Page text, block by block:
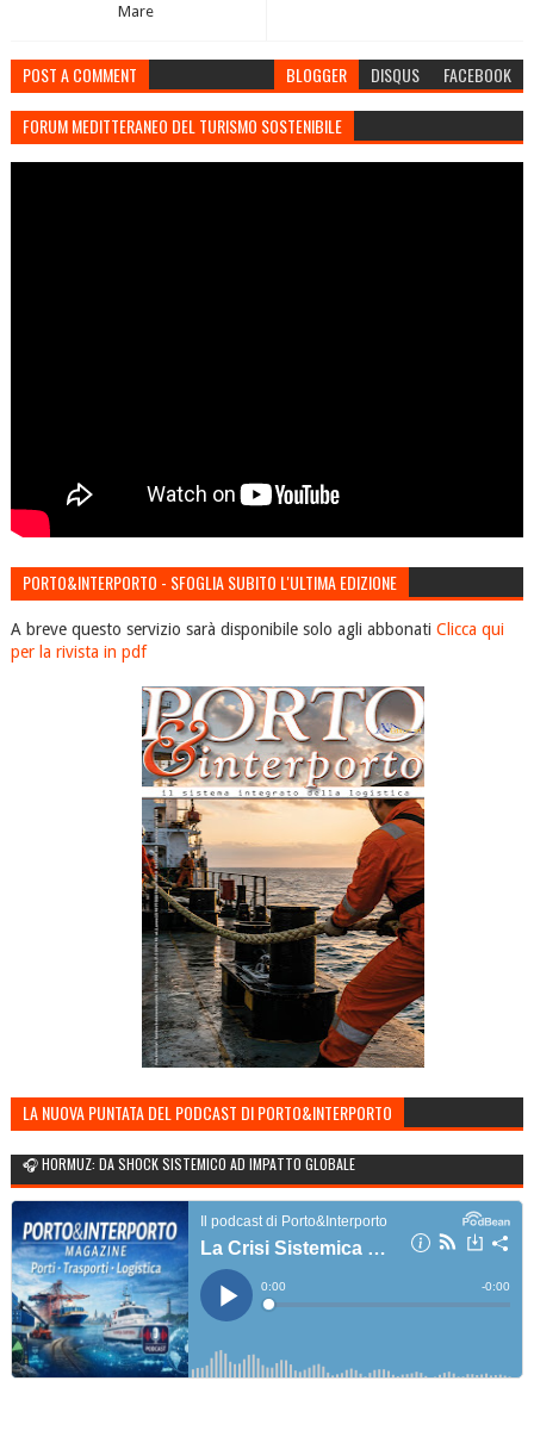
Mare
POST A COMMENT BLOGGER DISQUS FACEBOOK
FORUM MEDITTERANEO DEL TURISMO SOSTENIBILE
PORTO&INTERPORTO - SFOGLIA SUBITO L'ULTIMA EDIZIONE
A breve questo servizio sarà disponibile solo agli abbonati Clicca qui
per la rivista in pdf
LA NUOVA PUNTATA DEL PODCAST DI PORTO&INTERPORTO
🎧 HORMUZ: DA SHOCK SISTEMICO AD IMPATTO GLOBALE